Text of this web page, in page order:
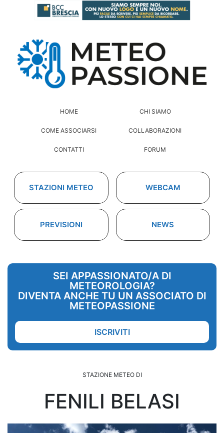
HOME CHI SIAMO
COME ASSOCIARSI COLLABORAZIONI
CONTATTI FORUM
STAZIONI METEO WEBCAM
PREVISIONI NEWS
SEI APPASSIONATO/A DI
METEOROLOGIA?
DIVENTA ANCHE TU UN ASSOCIATO DI
METEOPASSIONE
ISCRIVITI
STAZIONE METEO DI
FENILI BELASI